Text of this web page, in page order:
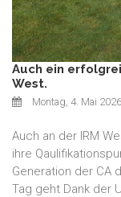
Auch ein
West.
Montag, 4. Mai 2026
Auch an der IRM
ihre
Generation der CA
Tag geht Dank der